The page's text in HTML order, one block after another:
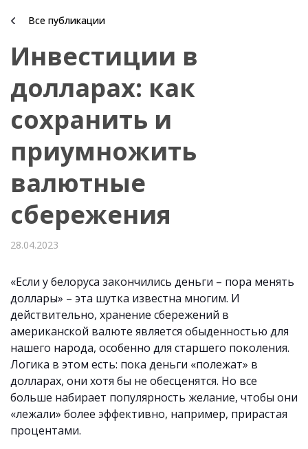
Все публикации
Инвестиции в
долларах: как
сохранить и
приумножить
валютные
сбережения
28.04.2023
«Если у белоруса закончились деньги – пора менять
доллары» – эта шутка известна многим. И
действительно, хранение сбережений в
американской валюте является обыденностью для
нашего народа, особенно для старшего поколения.
Логика в этом есть: пока деньги «полежат» в
долларах, они хотя бы не обесценятся. Но все
больше набирает популярность желание, чтобы они
«лежали» более эффективно, например, прирастая
процентами.